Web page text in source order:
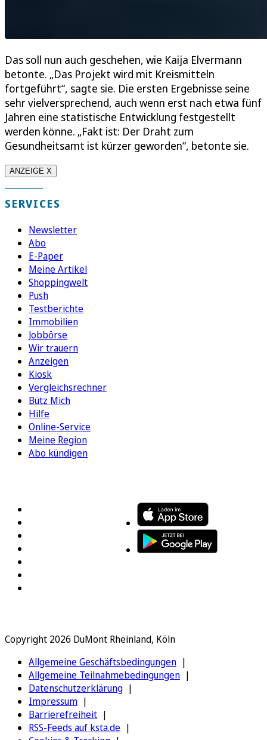
Das soll nun auch geschehen, wie Kaija Elvermann
betonte. „Das Projekt wird mit Kreismitteln
fortgeführt“, sagte sie. Die ersten Ergebnisse seine
sehr vielversprechend, auch wenn erst nach etwa fünf
Jahren eine statistische Entwicklung festgestellt
werden könne. „Fakt ist: Der Draht zum
Gesundheitsamt ist kürzer geworden“, betonte sie.
ANZEIGE X
SERVICES
Newsletter
Abo
E-Paper
Meine Artikel
Shoppingwelt
Push
Testberichte
Immobilien
Jobbörse
Wir trauern
Anzeigen
Kiosk
Vergleichsrechner
Bütz Mich
Hilfe
Online-Service
Meine Region
Abo kündigen
Copyright 2026 DuMont Rheinland, Köln
Allgemeine Geschäftsbedingungen
Allgemeine Teilnahmebedingungen
Datenschutzerklärung
Impressum
Barrierefreiheit
RSS-Feeds auf ksta.de